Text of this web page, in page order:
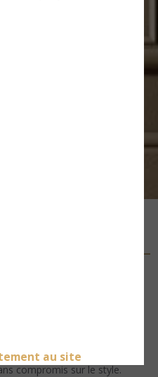
SOUPLES –
MURS
courbes, colonnes ou
un matériau flexible, elles
compromis sur le style.
au site